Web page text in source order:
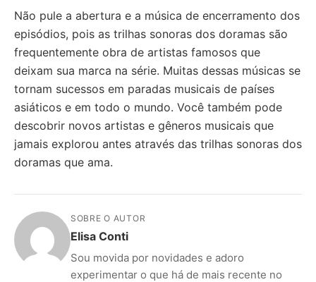
Não pule a abertura e a música de encerramento dos
episódios, pois as trilhas sonoras dos doramas são
frequentemente obra de artistas famosos que
deixam sua marca na série. Muitas dessas músicas se
tornam sucessos em paradas musicais de países
asiáticos e em todo o mundo. Você também pode
descobrir novos artistas e gêneros musicais que
jamais explorou antes através das trilhas sonoras dos
doramas que ama.
SOBRE O AUTOR
Elisa Conti
Sou movida por novidades e adoro
experimentar o que há de mais recente no